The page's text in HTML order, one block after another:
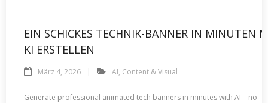
EIN SCHICKES TECHNIK-BANNER IN MINUTEN
KI ERSTELLEN
März 4, 2026 AI, Content & Visual
Generate professional animated tech banners in minutes with AI—no